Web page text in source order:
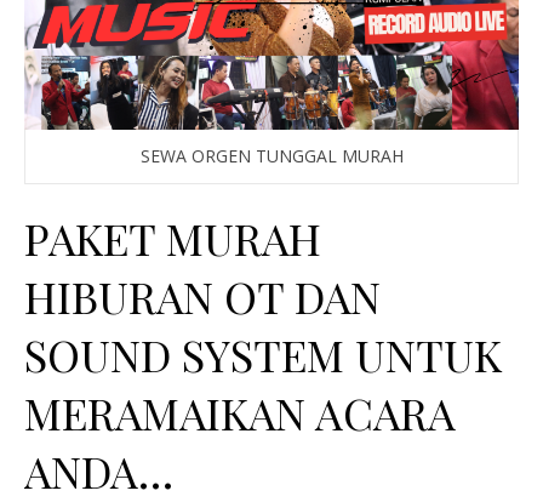
SEWA ORGEN TUNGGAL MURAH
PAKET MURAH
HIBURAN OT DAN
SOUND SYSTEM UNTUK
MERAMAIKAN ACARA
ANDA…